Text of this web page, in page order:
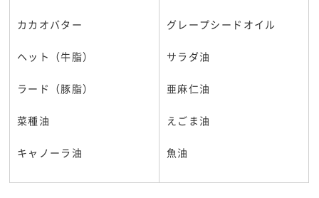
カカオバター
ヘット（牛脂）
ラード（豚脂）
菜種油
キャノーラ油
グレープシードオイル
サラダ油
亜麻仁油
えごま油
魚油